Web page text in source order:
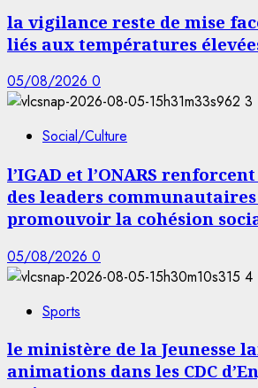
la vigilance reste de mise
liés aux températures
05/08/2026 0
3
Social/Culture
l’IGAD et l’ONARS
des leaders
promouvoir la cohésion
05/08/2026 0
4
Sports
le ministère de la Jeunesse
animations dans les CDC